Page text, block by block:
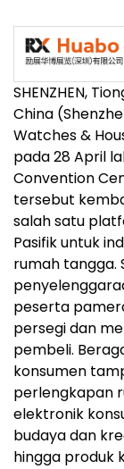
SHENZHEN,
China
Watches &
pada 28 April
Convention
tersebut
salah satu
Pasifik untuk
rumah tangga.
peserta
persegi dan
pembeli.
konsumen
perlengkapan
elektronik
budaya dan
hingga produk